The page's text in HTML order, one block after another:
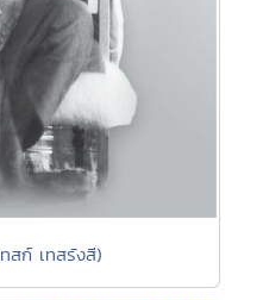
สก์ เทสรังสี)